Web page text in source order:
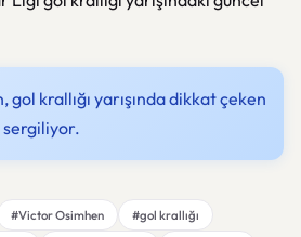
krallığı yarışında dikkat çeken
#Victor Osimhen
#gol krallığı